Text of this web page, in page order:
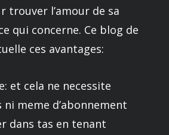
trouver l’amour de sa
qui concerne. Ce blog de
ces avantages:
et cela ne necessite
ni meme d’abonnement
dans tas en tenant